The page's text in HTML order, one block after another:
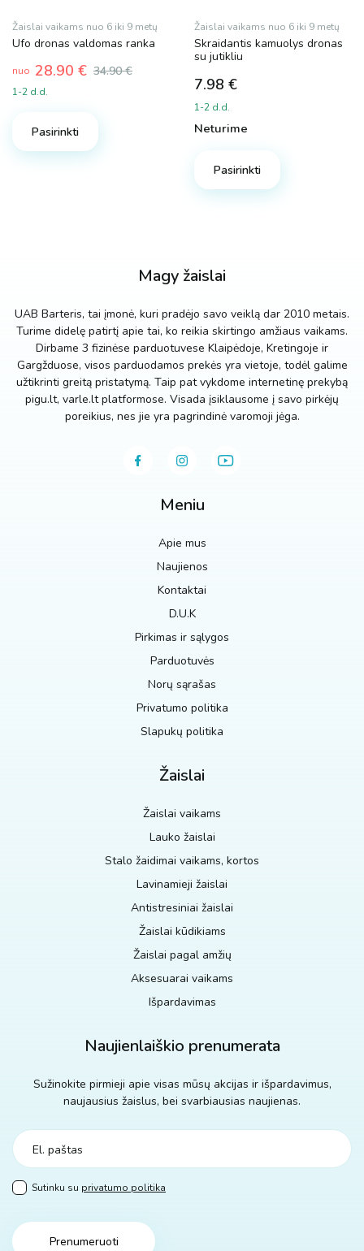
Prekės ženklas
Žaislai vaikams nuo 6 iki 9 metų
Ufo dronas valdomas ranka
nuo 34.90€
28.90 €
1-2 d.d.
Pasirinkti
the
product
page
Žaislai vaikams nuo 6 iki 9 metų
Skraidantis kamuolys dronas
su jutikliu
7.98 €
1-2 d.d.
Neturime
Pasirinkti
Magy žaislai
UAB Barteris, tai įmonė, kuri pradėjo savo veiklą dar 2010 metais.
Turime didelę patirtį apie tai, ko reikia skirtingo amžiaus vaikams.
Dirbame 3 fizinėse parduotuvese Klaipėdoje, Kretingoje ir
Gargžduose, visos parduodamos prekės yra vietoje, todėl galime
užtikrinti greitą pristatymą. Taip pat vykdome internetinę prekybą
pigu.lt, varle.lt platformose. Visada įsiklausome į savo pirkėjų
poreikius, nes jie yra pagrindinė varomoji jėga.
Meniu
Apie mus
Naujienos
Kontaktai
D.U.K
Pirkimas ir sąlygos
Parduotuvės
Norų sąrašas
Privatumo politika
Slapukų politika
Žaislai
Žaislai vaikams
Lauko žaislai
Stalo žaidimai vaikams, kortos
Lavinamieji žaislai
Antistresiniai žaislai
Žaislai kūdikiams
Žaislai pagal amžių
Aksesuarai vaikams
Išpardavimas
Naujienlaiškio prenumerata
Sužinokite pirmieji apie visas mūsų akcijas ir išpardavimus,
naujausius žaislus, bei svarbiausias naujienas.
Sutinku su privatumo politika
Prenumeruoti